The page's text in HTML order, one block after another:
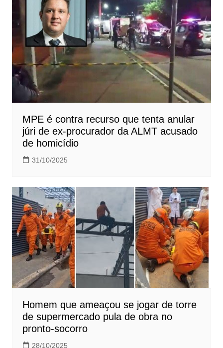
MPE é contra recurso que tenta anular
júri de ex-procurador da ALMT acusado
de homicídio
31/10/2025
Homem que ameaçou se jogar de torre
de supermercado pula de obra no
pronto-socorro
28/10/2025